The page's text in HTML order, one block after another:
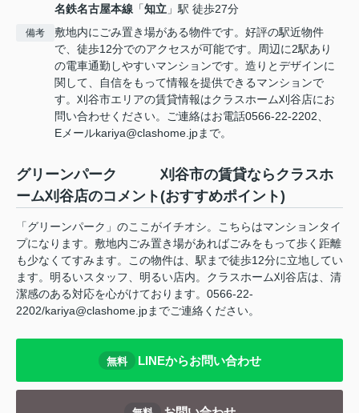
名鉄名古屋本線 「知立 」駅 徒歩27分
備考
敷地内にごみ置き場がある物件です。好評の駅近物件
で、徒歩12分でのアクセスが可能です。周辺に2駅あり
の電車通勤しやすいマンションです。造りとデザインに
関して、自信をもって情報を提供できるマンションで
す。刈谷市エリアの賃貸情報はクラスホーム刈谷店にお
問い合わせください。ご連絡はお電話0566-22-2202、
Eメールkariya@clashome.jpまで。
グリーンパーク 刈谷市の賃貸ならクラスホ
ーム刈谷店のコメント(おすすめポイント)
「グリーンパーク」のここがイチオシ。こちらはマンションタイ
プになります。敷地内ごみ置き場があればごみをもって歩く距離
も少なくてすみます。この物件は、駅まで徒歩12分に立地してい
ます。明るいスタッフ、明るい店内。クラスホーム刈谷店は、清
潔感のある対応を心がけております。0566-22-
2202/kariya@clashome.jpまでご連絡ください。
無料 LINEからお問い合わせ